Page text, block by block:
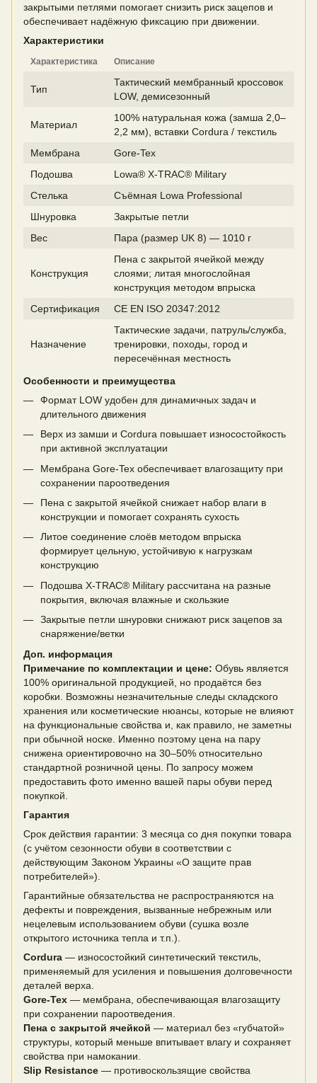
закрытыми петлями помогает снизить риск зацепов и
обеспечивает надёжную фиксацию при движении.
Характеристики
Характеристика Описание
Тип
Тактический мембранный кроссовок
LOW, демисезонный
Материал
100% натуральная кожа (замша 2,0–
2,2 мм), вставки Cordura / текстиль
Мембрана
Gore-Tex
Подошва
Lowa® X-TRAC® Military
Стелька
Съёмная Lowa Professional
Шнуровка
Закрытые петли
Вес
Пара (размер UK 8) — 1010 г
Конструкция
Пена с закрытой ячейкой между
слоями; литая многослойная
конструкция методом впрыска
Сертификация
CE EN ISO 20347:2012
Назначение
Тактические задачи, патруль/служба,
тренировки, походы, город и
пересечённая местность
Особенности и преимущества
Формат LOW удобен для динамичных задач и
длительного движения
Верх из замши и Cordura повышает износостойкость
при активной эксплуатации
Мембрана Gore-Tex обеспечивает влагозащиту при
сохранении пароотведения
Пена с закрытой ячейкой снижает набор влаги в
конструкции и помогает сохранять сухость
Литое соединение слоёв методом впрыска
формирует цельную, устойчивую к нагрузкам
конструкцию
Подошва X-TRAC® Military рассчитана на разные
покрытия, включая влажные и скользкие
Закрытые петли шнуровки снижают риск зацепов за
снаряжение/ветки
Доп. информация
Примечание по комплектации и цене: Обувь является
100% оригинальной продукцией, но продаётся без
коробки. Возможны незначительные следы складского
хранения или косметические нюансы, которые не влияют
на функциональные свойства и, как правило, не заметны
при обычной носке. Именно поэтому цена на пару
снижена ориентировочно на 30–50% относительно
стандартной розничной цены. По запросу можем
предоставить фото именно вашей пары обуви перед
покупкой.
Гарантия
Срок действия гарантии: 3 месяца со дня покупки товара
(с учётом сезонности обуви в соответствии с
действующим Законом Украины «О защите прав
потребителей»).
Гарантийные обязательства не распространяются на
дефекты и повреждения, вызванные небрежным или
нецелевым использованием обуви (сушка возле
открытого источника тепла и т.п.).
Cordura — износостойкий синтетический текстиль,
применяемый для усиления и повышения долговечности
деталей верха.
Gore-Tex — мембрана, обеспечивающая влагозащиту
при сохранении пароотведения.
Пена с закрытой ячейкой — материал без «губчатой»
структуры, который меньше впитывает влагу и сохраняет
свойства при намокании.
Slip Resistance — противоскользящие свойства